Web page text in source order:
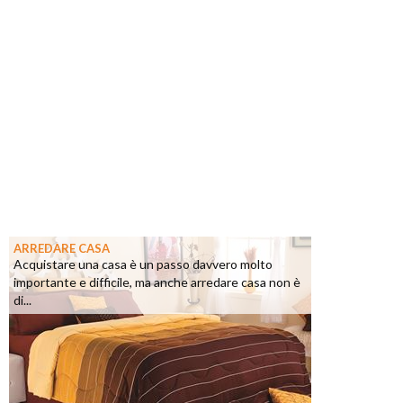
ARREDARE CASA
Acquistare una casa è un passo davvero molto
importante e difficile, ma anche arredare casa non è
di...